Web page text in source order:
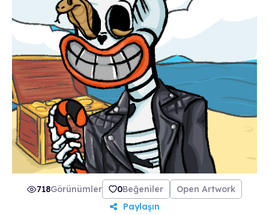
718Görünümler 0Beğeniler
Open Artwork
Paylaşın